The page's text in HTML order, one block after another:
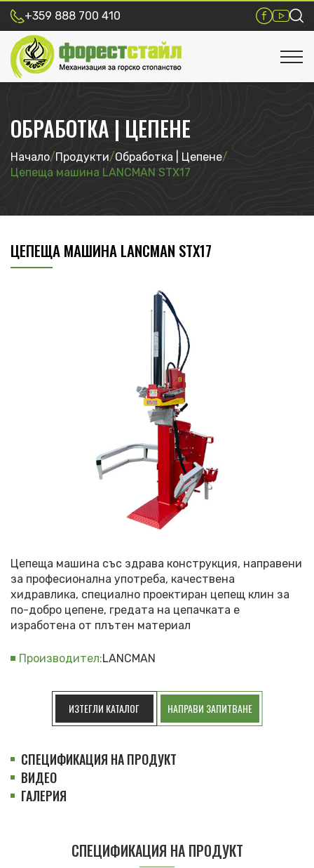
+359 888 700 410
ОБРАБОТКА | ЦЕПЕНЕ
Начало/Продукти/Обработка | Цепене/
Цепеща машина LANCMAN STX17
ЦЕПЕЩА МАШИНА LANCMAN STX17
Цепеща машина със здрава конструкция, направени
за професионална употреба, качествена
хидравлика, специално проектиран цепещ клин за
по-добро цепене, гредата на цепачката е
изработена от плътен материал
Производител:LANCMAN
ИЗТЕГЛИ КАТАЛОГ НАПРАВИ ЗАПИТВАНЕ
СПЕЦИФИКАЦИЯ НА ПРОДУКТ
ВИДЕО
ГАЛЕРИЯ
СПЕЦИФИКАЦИЯ НА ПРОДУКТ